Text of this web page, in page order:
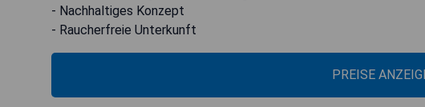
- Nachhaltiges Konzept
- Raucherfreie Unterkunft
PREISE